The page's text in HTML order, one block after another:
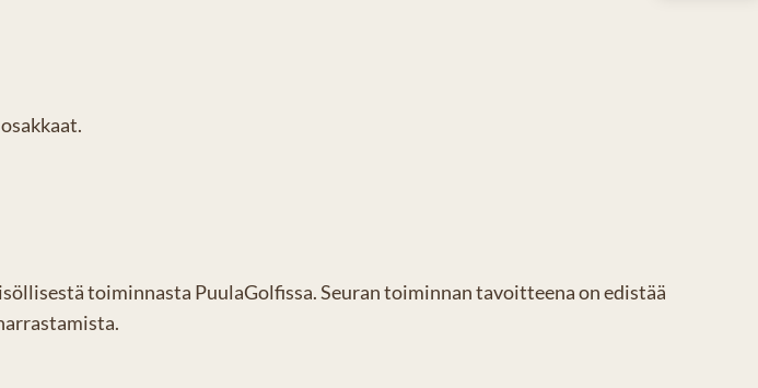
toiminnasta PuulaGolfissa. Seuran toiminnan tavoitteena on edistää